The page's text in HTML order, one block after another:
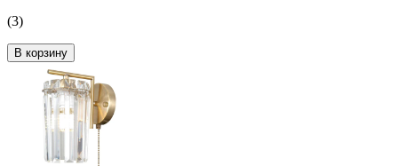
(3)
В корзину